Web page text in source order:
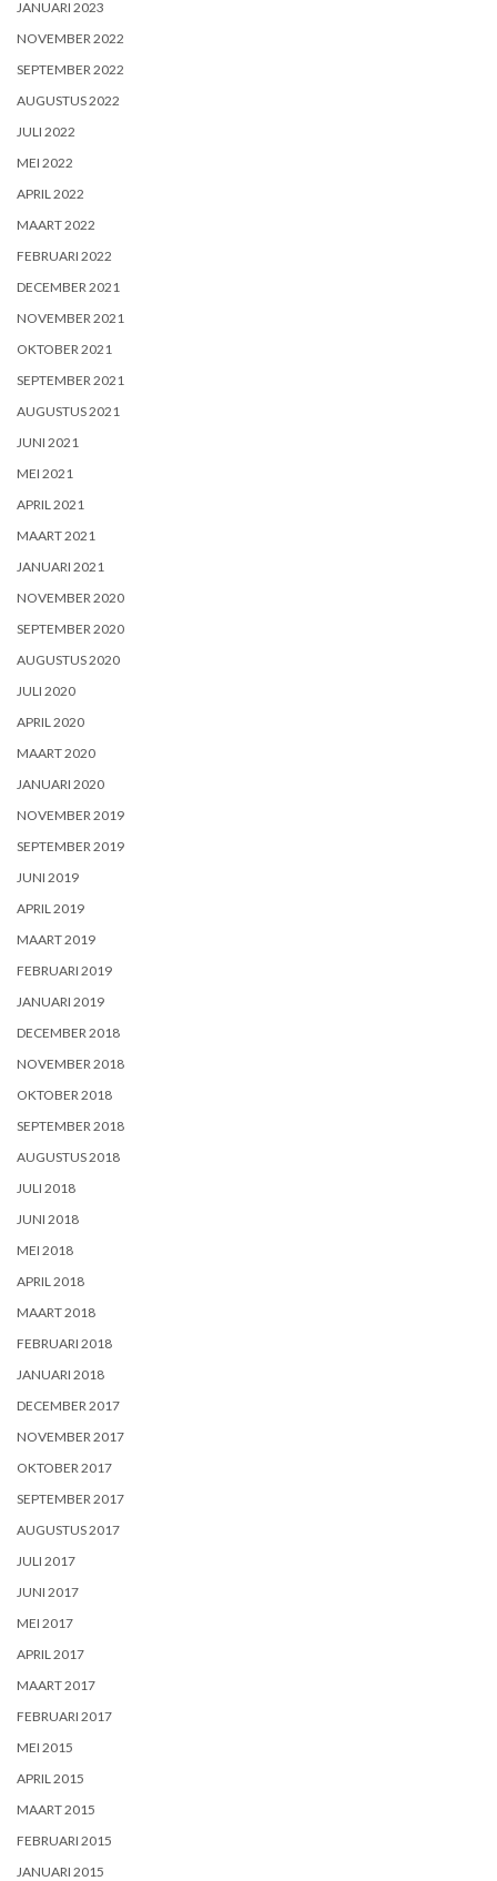
JANUARI 2023
NOVEMBER 2022
SEPTEMBER 2022
AUGUSTUS 2022
JULI 2022
MEI 2022
APRIL 2022
MAART 2022
FEBRUARI 2022
DECEMBER 2021
NOVEMBER 2021
OKTOBER 2021
SEPTEMBER 2021
AUGUSTUS 2021
JUNI 2021
MEI 2021
APRIL 2021
MAART 2021
JANUARI 2021
NOVEMBER 2020
SEPTEMBER 2020
AUGUSTUS 2020
JULI 2020
APRIL 2020
MAART 2020
JANUARI 2020
NOVEMBER 2019
SEPTEMBER 2019
JUNI 2019
APRIL 2019
MAART 2019
FEBRUARI 2019
JANUARI 2019
DECEMBER 2018
NOVEMBER 2018
OKTOBER 2018
SEPTEMBER 2018
AUGUSTUS 2018
JULI 2018
JUNI 2018
MEI 2018
APRIL 2018
MAART 2018
FEBRUARI 2018
JANUARI 2018
DECEMBER 2017
NOVEMBER 2017
OKTOBER 2017
SEPTEMBER 2017
AUGUSTUS 2017
JULI 2017
JUNI 2017
MEI 2017
APRIL 2017
MAART 2017
FEBRUARI 2017
MEI 2015
APRIL 2015
MAART 2015
FEBRUARI 2015
JANUARI 2015